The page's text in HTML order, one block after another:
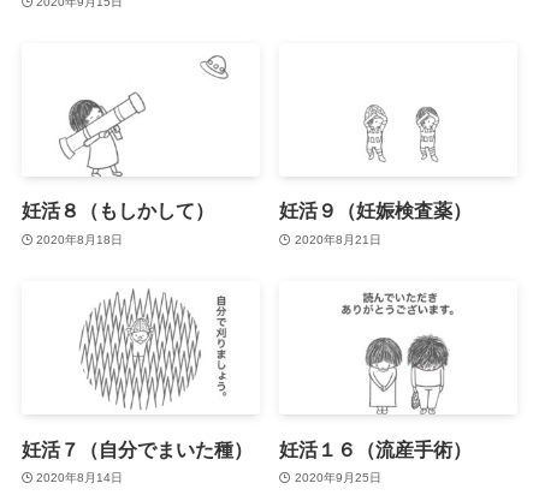
妊活８（もしかして）
2020年8月18日
妊活９（妊娠検査薬）
2020年8月21日
妊活７（自分でまいた種）
2020年8月14日
妊活１６（流産手術）
2020年9月25日